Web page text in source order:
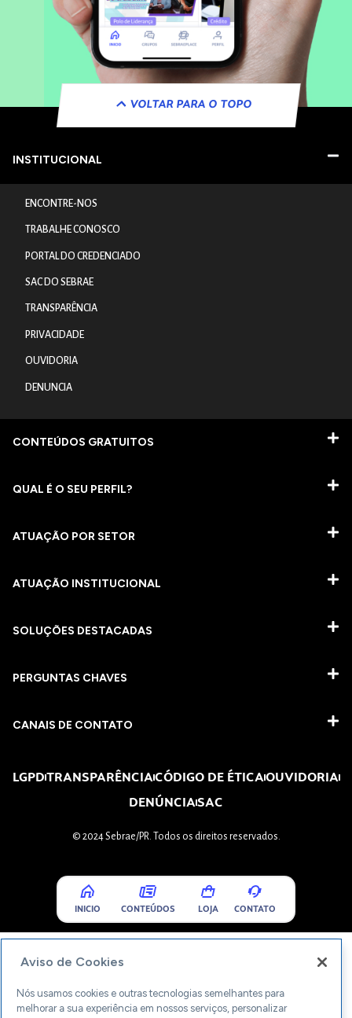
VOLTAR PARA O TOPO
INSTITUCIONAL
ENCONTRE-NOS
TRABALHE CONOSCO
PORTAL DO CREDENCIADO
SAC DO SEBRAE
TRANSPARÊNCIA
PRIVACIDADE
OUVIDORIA
DENUNCIA
CONTEÚDOS GRATUITOS
QUAL É O SEU PERFIL?
ATUAÇÃO POR SETOR
ATUAÇÃO INSTITUCIONAL
SOLUÇÕES DESTACADAS
PERGUNTAS CHAVES​
CANAIS DE CONTATO
LGPDTRANSPARÊNCIACÓDIGO DE ÉTICAOUVIDORIA
DENÚNCIASAC
© 2024 Sebrae/PR. Todos os direitos reservados.
INICIO CONTEÚDOS LOJA CONTATO
Aviso de Cookies
Nós usamos cookies e outras tecnologias semelhantes para
melhorar a sua experiência em nossos serviços, personalizar